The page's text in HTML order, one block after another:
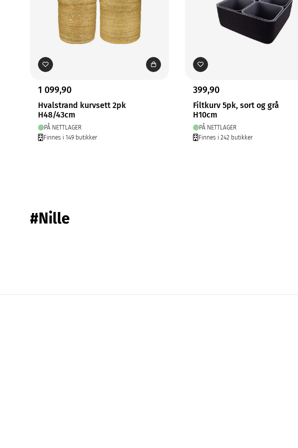
1 099,90
Hvalstrand kurvsett 2pk
H48/43cm
PÅ NETTLAGER
Finnes i 149 butikker
399,90
Filtkurv 5pk, sort og grå
H10cm
PÅ NETTLAGER
Finnes i 242 butikker
#Nille